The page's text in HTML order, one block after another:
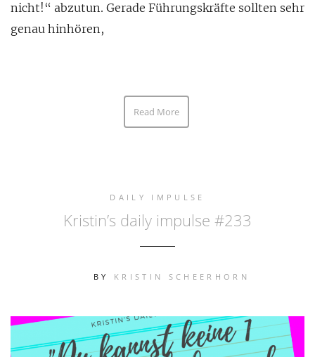
nicht!“ abzutun. Gerade Führungskräfte sollten sehr
genau hinhören,
Read More
DAILY IMPULSE
Kristin’s daily impulse #233
BY KRISTIN SCHEERHORN